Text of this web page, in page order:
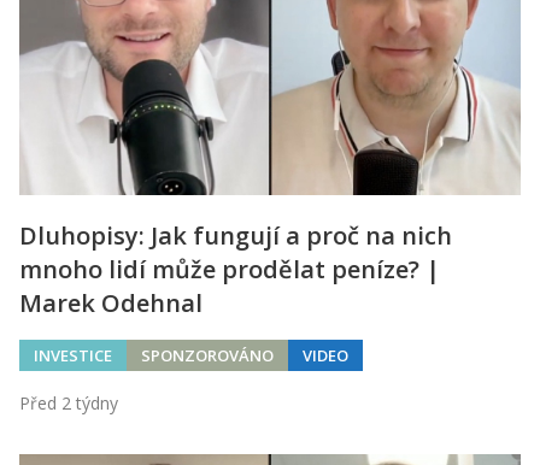
Dluhopisy: Jak fungují a proč na nich
mnoho lidí může prodělat peníze? |
Marek Odehnal
INVESTICE SPONZOROVÁNO VIDEO
Před 2 týdny